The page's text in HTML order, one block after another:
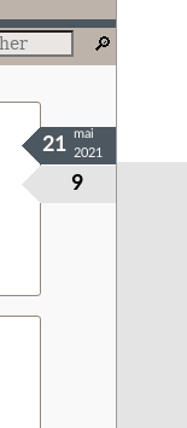
9
21
mai
2021